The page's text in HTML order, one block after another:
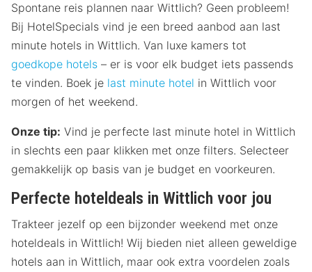
Spontane reis plannen naar Wittlich? Geen probleem!
Bij HotelSpecials vind je een breed aanbod aan last
minute hotels in Wittlich. Van luxe kamers tot
goedkope hotels – er is voor elk budget iets passends
te vinden. Boek je last minute hotel in Wittlich voor
morgen of het weekend.
Onze tip: Vind je perfecte last minute hotel in Wittlich
in slechts een paar klikken met onze filters. Selecteer
gemakkelijk op basis van je budget en voorkeuren.
Perfecte hoteldeals in Wittlich voor jou
Trakteer jezelf op een bijzonder weekend met onze
hoteldeals in Wittlich! Wij bieden niet alleen geweldige
hotels aan in Wittlich, maar ook extra voordelen zoals